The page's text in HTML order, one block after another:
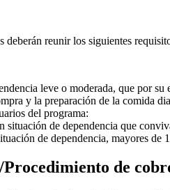
deberán reunir los siguientes
leve o moderada, que por
y la preparación de la comida
del programa:
situación de dependencia que
de dependencia, mayores
de